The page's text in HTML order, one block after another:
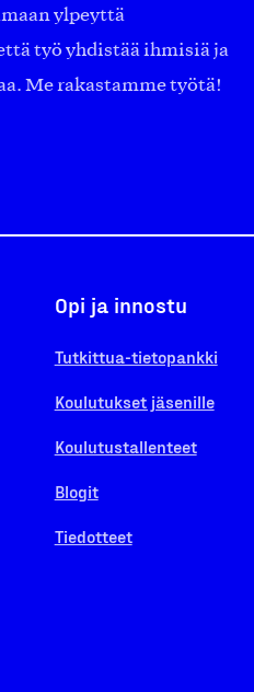
ylpeyttä
työ yhdistää ihmisiä ja
Me rakastamme työtä!
Opi ja innostu
Tutkittua-tietopankki
Koulutukset jäsenille
Koulutustallenteet
Blogit
Tiedotteet